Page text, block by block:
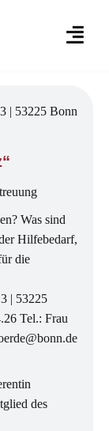
| 53225 Bonn
Was sind
Hilfebedarf,
die
| 53225
Tel.: Frau
des